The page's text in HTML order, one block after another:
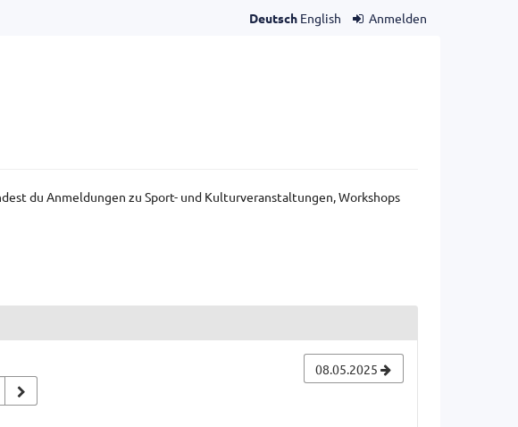
Deutsch English Anmelden
du Anmeldungen zu Sport- und Kulturveranstaltungen, Workshops
08.05.2025